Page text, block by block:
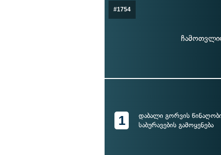
#1754
1
დაბალი გორვის
საბურავების გამოყენება